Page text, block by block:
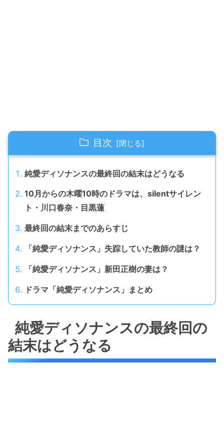
目次
純愛ディソナンスの最終回の結末はどうなる
10月からの木曜10時のドラマは、silentサイレン
ト・川口春奈・目黒蓮
最終回の結末までのあらすじ
「純愛ディソナンス」失踪していた教師の謎は？
「純愛ディソナンス」新田正樹の妻は？
ドラマ「純愛ディソナンス」まとめ
純愛ディソナンスの最終回の
結末はどうなる